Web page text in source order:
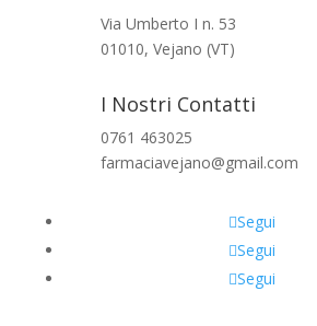
Via Umberto I n. 53
01010, Vejano (VT)
I Nostri Contatti
0761 463025
farmaciavejano@gmail.com
Segui
Segui
Segui